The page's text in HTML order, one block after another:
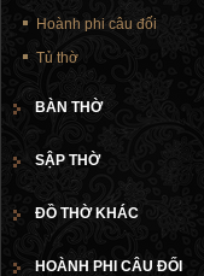
Hoành phi câu đối
Tủ thờ
BÀN THỜ
SẬP THỜ
ĐỒ THỜ KHÁC
HOÀNH PHI CÂU ĐỐI